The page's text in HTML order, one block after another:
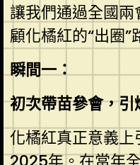
讓我們通過全國
顧化橘紅的“出圈”
瞬間一：
初次帶苗參會，引
化橘紅真正意義